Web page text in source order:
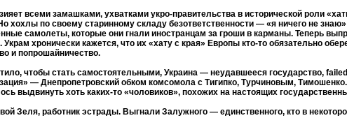
всеми замашками, ухватками укро-правительства в исторической роли
по своему старинному складу безответственности — «я ничего не
самолеты, которые они гнали иностранцам за гроши в карманы. Теперь
хронически кажется, что их «хату с края» Европы кто-то обязательно
и попрошайничество.
чтобы стать самостоятельными, Украина — неудавшееся государство,
— Днепропетровский обком комсомола с Тигипко, Турчиновым,
выдвинуть хоть каких-то «чоловиков», похожих на настоящих
Зеля, работник эстрады. Выгнали Залужного — единственного, кто в